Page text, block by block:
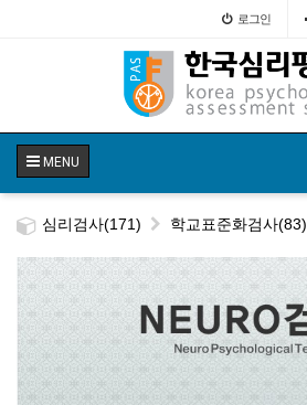
로그인
MENU
심리검사(171) 학교표준화검사(83)